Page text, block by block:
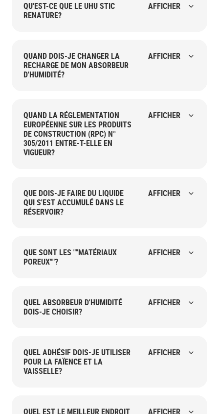
QU'EST-CE QUE LE UHU STIC
RENATURE?
AFFICHER
QUAND DOIS-JE CHANGER LA
RECHARGE DE MON ABSORBEUR
D'HUMIDITÉ?
AFFICHER
QUAND LA RÉGLEMENTATION
EUROPÉENNE SUR LES PRODUITS
DE CONSTRUCTION (RPC) N°
305/2011 ENTRE-T-ELLE EN
VIGUEUR?
AFFICHER
QUE DOIS-JE FAIRE DU LIQUIDE
QUI S'EST ACCUMULÉ DANS LE
RÉSERVOIR?
AFFICHER
QUE SONT LES ""MATÉRIAUX
POREUX""?
AFFICHER
QUEL ABSORBEUR D'HUMIDITÉ
DOIS-JE CHOISIR?
AFFICHER
QUEL ADHÉSIF DOIS-JE UTILISER
POUR LA FAÏENCE ET LA
VAISSELLE?
AFFICHER
QUEL EST LE MEILLEUR ENDROIT
AFFICHER